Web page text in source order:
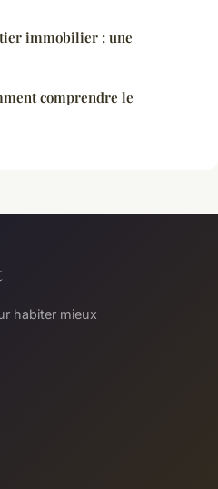
immobilier : une
comprendre le
habiter mieux